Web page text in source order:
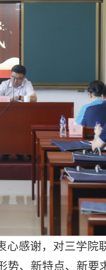
感谢，对三学院
、新特点、新要